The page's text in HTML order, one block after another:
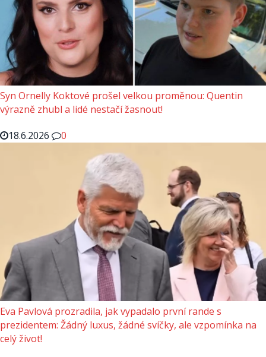
Syn Ornelly Koktové prošel velkou proměnou: Quentin
výrazně zhubl a lidé nestačí žasnout!
18.6.2026
0
Eva Pavlová prozradila, jak vypadalo první rande s
prezidentem: Žádný luxus, žádné svíčky, ale vzpomínka na
celý život!